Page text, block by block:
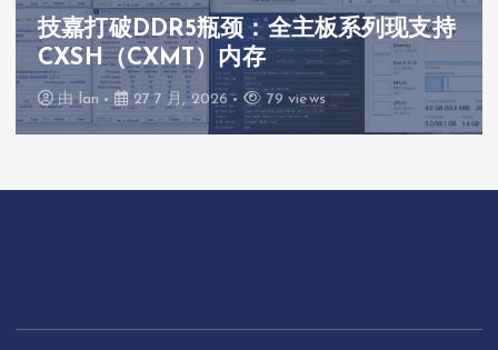
技嘉打破DDR5瓶颈：全主板系列现支持
CXSH（CXMT）内存
由lan 27 7 月, 2026 79 views